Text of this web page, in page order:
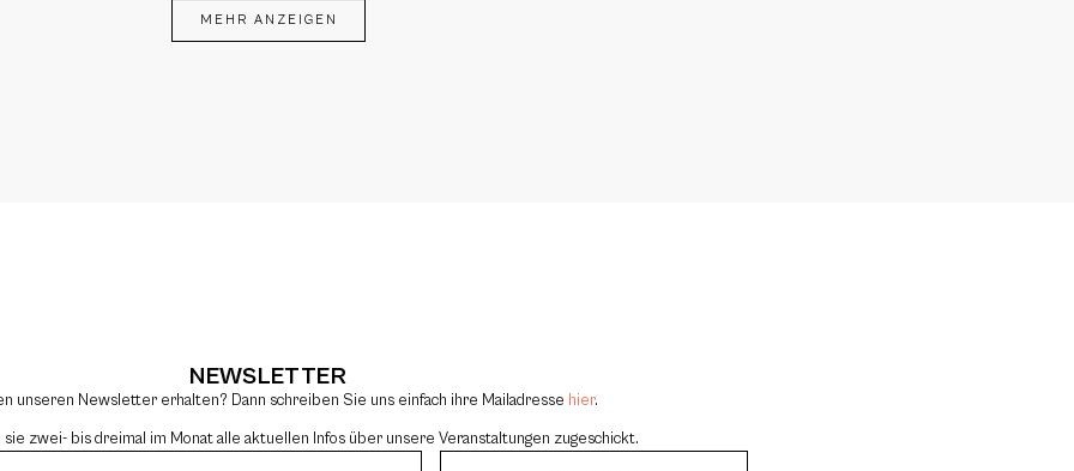
MEHR ANZEIGEN
NEWSLETTER
unseren Newsletter erhalten? Dann schreiben Sie uns einfach ihre Mailadresse hier.
zwei- bis dreimal im Monat alle aktuellen Infos über unsere Veranstaltungen zugeschickt.